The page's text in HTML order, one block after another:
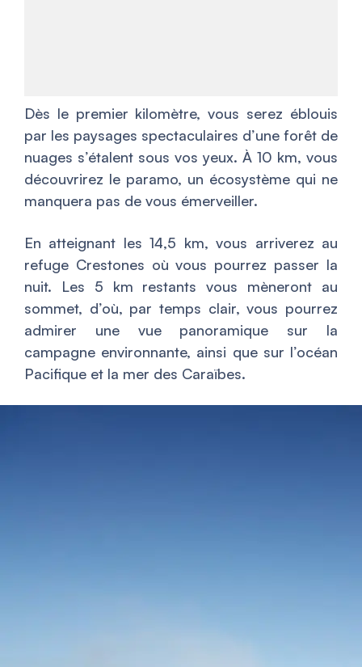
Dès le premier kilomètre, vous serez éblouis
par les paysages spectaculaires d’une forêt de
nuages s’étalent sous vos yeux. À 10 km, vous
découvrirez le paramo, un écosystème qui ne
manquera pas de vous émerveiller.
En atteignant les 14,5 km, vous arriverez au
refuge Crestones où vous pourrez passer la
nuit. Les 5 km restants vous mèneront au
sommet, d’où, par temps clair, vous pourrez
admirer une vue panoramique sur la
campagne environnante, ainsi que sur l’océan
Pacifique et la mer des Caraïbes.